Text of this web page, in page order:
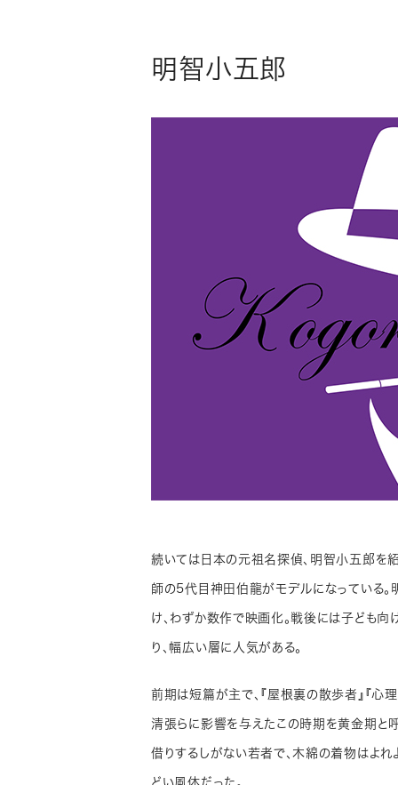
明智小五郎
続いては日本の元祖名探偵、明智小五郎を
師の5代目神田伯龍がモデルになっている
け、わずか数作で映画化。戦後には子ども向
り、幅広い層に人気がある。
前期は短篇が主で、『屋根裏の散歩者』『心
清張らに影響を与えたこの時期を黄金期と
借りするしがない若者で、木綿の着物はよれ
どい風体だった。